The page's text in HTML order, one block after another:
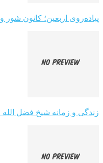
پیاده‌روی اربعین؛ کانون شور
زندگی و زمانه شیخ فضل الله